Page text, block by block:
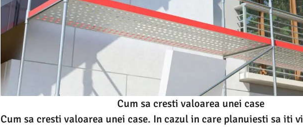
Cum sa cresti valoarea unei case
Cum sa cresti valoarea unei case. In cazul in care planuiesti sa iti